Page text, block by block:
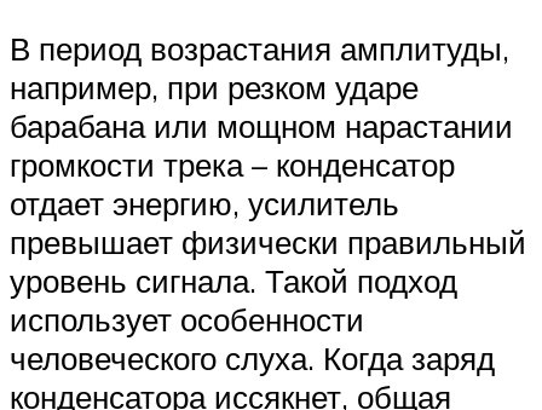
В период возрастания амплитуды,
например, при резком ударе
барабана или мощном нарастании
громкости трека – конденсатор
отдает энергию, усилитель
превышает физически правильный
уровень сигнала. Такой подход
использует особенности
человеческого слуха. Когда заряд
конденсатора иссякнет, общая